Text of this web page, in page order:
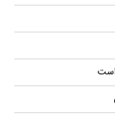
است